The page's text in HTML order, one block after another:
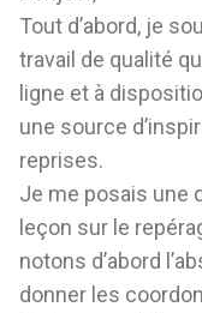
Tout d’abord, je
travail de qualité
ligne et à
une source
reprises.
Je me posais une
leçon sur le
notons d’abord
donner les